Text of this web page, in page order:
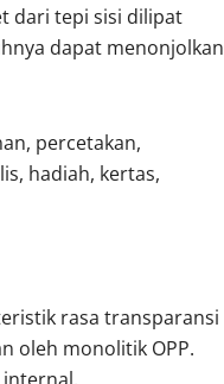
dari tepi sisi dilipat
dapat menonjolkan
percetakan,
hadiah, kertas,
rasa transparansi
oleh monolitik OPP.